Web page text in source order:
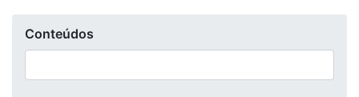
Conteúdos